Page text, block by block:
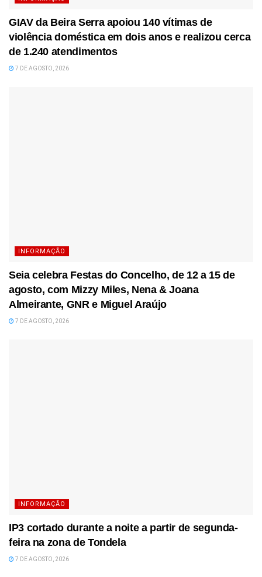
GIAV da Beira Serra apoiou 140 vítimas de
violência doméstica em dois anos e realizou cerca
de 1.240 atendimentos
7 DE AGOSTO, 2026
INFORMAÇÃO
Seia celebra Festas do Concelho, de 12 a 15 de
agosto, com Mizzy Miles, Nena & Joana
Almeirante, GNR e Miguel Araújo
7 DE AGOSTO, 2026
INFORMAÇÃO
IP3 cortado durante a noite a partir de segunda-
feira na zona de Tondela
7 DE AGOSTO, 2026